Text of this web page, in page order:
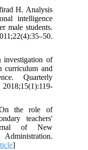
H. Analysis
intelligence
male students.
investigation of
curriculum and
Quarterly
2018;15(1):119-
the role of
teachers'
of New